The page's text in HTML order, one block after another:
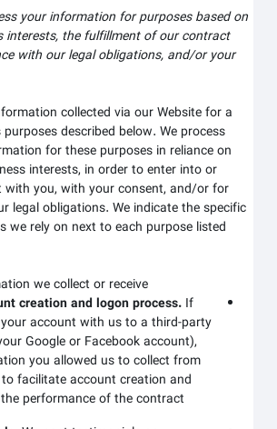
your information for purposes based on
interests, the fulfillment of our contract
with our legal obligations, and/or your
information collected via ourWebsitefor a
purposes described below. We process
for these purposes in reliance on
interests, in order to enter into or
with you, with your consent, and/or for
legal obligations. We indicate the specific
we rely on next to each purpose listed
we collect or receive:
creation and logon process.
your account with us to a third-party
Google or Facebook account),
you allowed us to collect from
to facilitate account creation and
the performance of the contract.